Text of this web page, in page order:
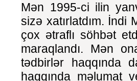
Mən 1995-ci ilin
sizə xatırlatdım.
çox ətraflı söhbət
maraqlandı. Mən
tədbirlər haqqında
haqqında məlumat